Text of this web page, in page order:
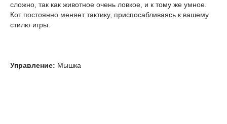
сложно, так как животное очень ловкое, и к тому же умное.
Кот постоянно меняет тактику, приспосабливаясь к вашему
стилю игры.
Управление: Мышка